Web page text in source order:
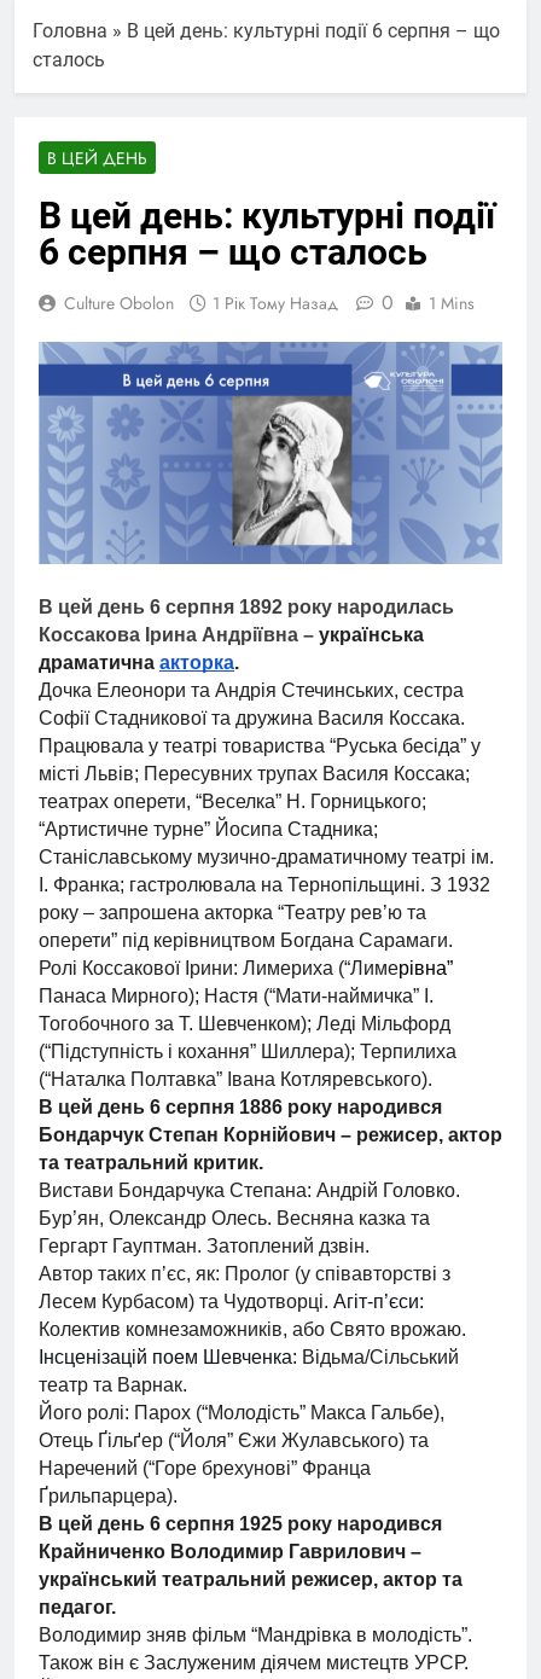
Головна » В цей день: культурні події 6 серпня – що
сталось
В ЦЕЙ ДЕНЬ
В цей день: культурні події
6 серпня – що сталось
Culture Obolon 1 Рік Тому Назад 0 1 Mins
В цей день 6 серпня 1892 року народилась
Коссакова Ірина Андріївна – українська
драматична акторка.
Дочка Елеонори та Андрія Стечинських, сестра
Софії Стадникової та дружина Василя Коссака.
Працювала у театрі товариства “Руська бесіда” у
місті Львів; Пересувних трупах Василя Коссака;
театрах оперети, “Веселка” Н. Горницького;
“Артистичне турне” Йосипа Стадника;
Станіславському музично-драматичному театрі ім.
І. Франка; гастролювала на Тернопільщині. З 1932
року – запрошена акторка “Театру рев’ю та
оперети” під керівництвом Богдана Сарамаги.
Ролі Коссакової Ірини: Лимериха (“Лимерівна”
Панаса Мирного); Настя (“Мати-наймичка” І.
Тогобочного за Т. Шевченком); Леді Мільфорд
(“Підступність і кохання” Шиллера); Терпилиха
(“Наталка Полтавка” Івана Котляревського).
В цей день 6 серпня 1886 року народився
Бондарчук Степан Корнійович – режисер, актор
та театральний критик.
Вистави Бондарчука Степана: Андрій Головко.
Бур’ян, Олександр Олесь. Весняна казка та
Гергарт Гауптман. Затоплений дзвін.
Автор таких пʼєс, як: Пролог (у співавторстві з
Лесем Курбасом) та Чудотворці. Агіт-п’єси:
Колектив комнезаможників, або Свято врожаю.
Інсценізацій поем Шевченка: Відьма/Сільський
театр та Варнак.
Його ролі: Парох (“Молодість” Макса Гальбе),
Отець Ґільґер (“Йоля” Єжи Жулавського) та
Наречений (“Горе брехунові” Франца
Ґрильпарцера).
В цей день 6 серпня 1925 року народився
Крайниченко Володимир Гаврилович –
український театральний режисер, актор та
педагог.
Володимир зняв фільм “Мандрівка в молодість”.
Також він є Заслуженим діячем мистецтв УРСР.